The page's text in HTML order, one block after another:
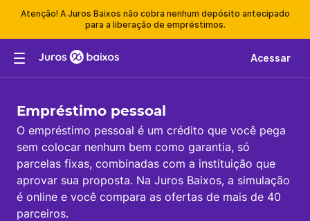
Atenção! A Juros Baixos não cobra nenhum depósito antecipado
para a liberação de empréstimos.
Acessar
Empréstimo pessoal
O empréstimo pessoal é um crédito que você pega
sem colocar nenhum bem como garantia, só
parcelas fixas, combinadas com a instituição que
aprovar sua proposta. Na Juros Baixos, a simulação
é online e você compara as ofertas de mais de 40
parceiros.